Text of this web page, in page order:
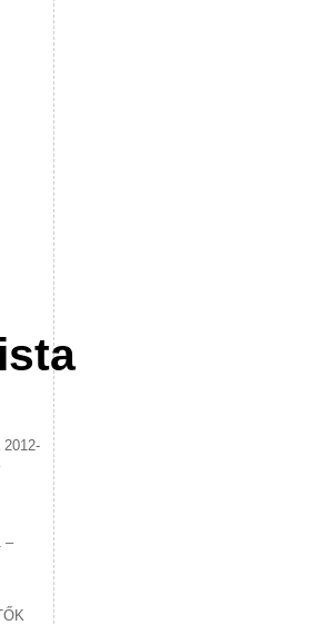
2012-
–